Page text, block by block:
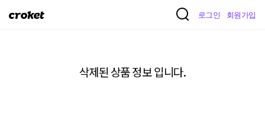
크
로그인 회원가입
삭제된 상품 정보 입니다.